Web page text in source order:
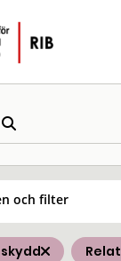
och filter